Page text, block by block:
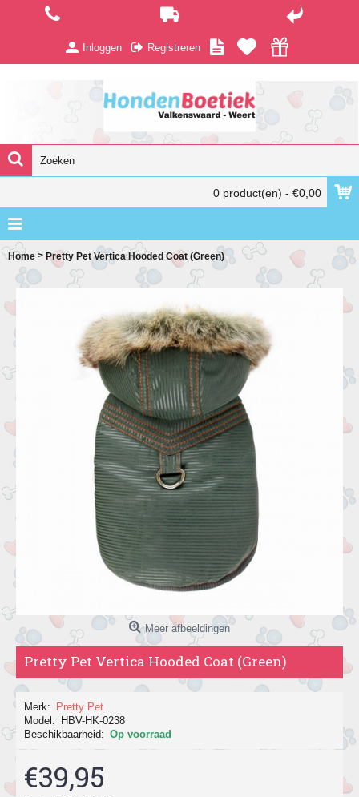
Inloggen Registreren
0 product(en) - €0,00
Home > Pretty Pet Vertica Hooded Coat (Green)
Meer afbeeldingen
Pretty Pet Vertica Hooded Coat (Green)
Merk:
Pretty Pet
Model:
HBV-HK-0238
Beschikbaarheid: Op voorraad
€39,95